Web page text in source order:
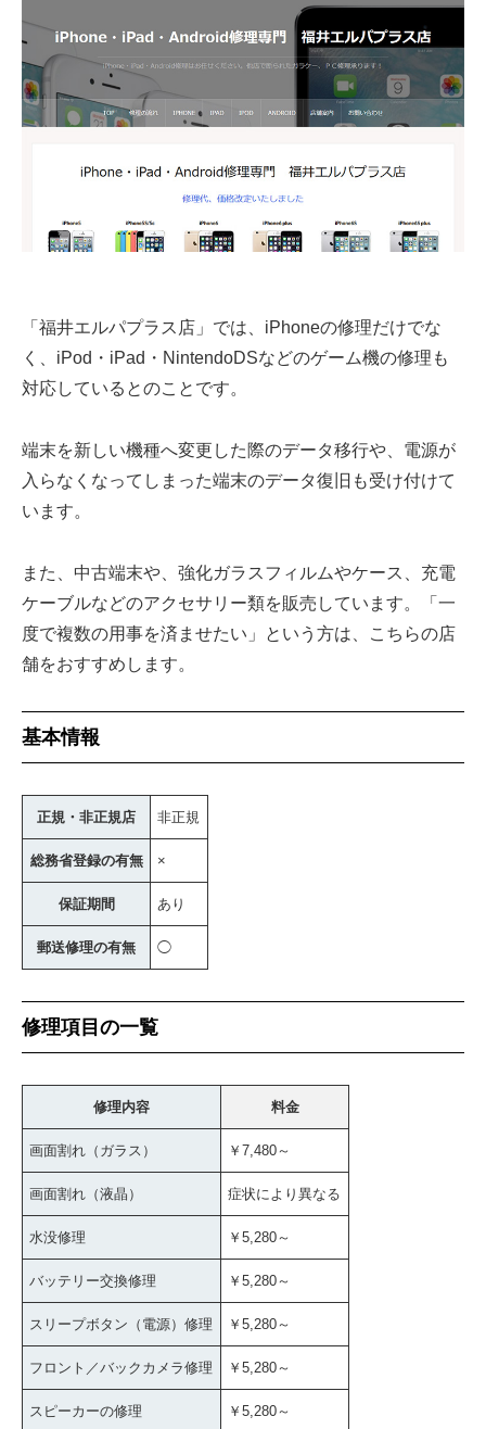
「福井エルパプラス店」では、iPhoneの修理だけでな
く、iPod・iPad・NintendoDSなどのゲーム機の修理も
対応しているとのことです。
端末を新しい機種へ変更した際のデータ移行や、電源が
入らなくなってしまった端末のデータ復旧も受け付けて
います。
また、中古端末や、強化ガラスフィルムやケース、充電
ケーブルなどのアクセサリー類を販売しています。「一
度で複数の用事を済ませたい」という方は、こちらの店
舗をおすすめします。
基本情報
正規・非正規店 非正規
総務省登録の有無 ×
保証期間 あり
郵送修理の有無 ◯
修理項目の一覧
修理内容 料金
画面割れ（ガラス） ￥7,480～
画面割れ（液晶） 症状により異なる
水没修理 ￥5,280～
バッテリー交換修理 ￥5,280～
スリープボタン（電源）修理 ￥5,280～
フロント／バックカメラ修理 ￥5,280～
スピーカーの修理 ￥5,280～